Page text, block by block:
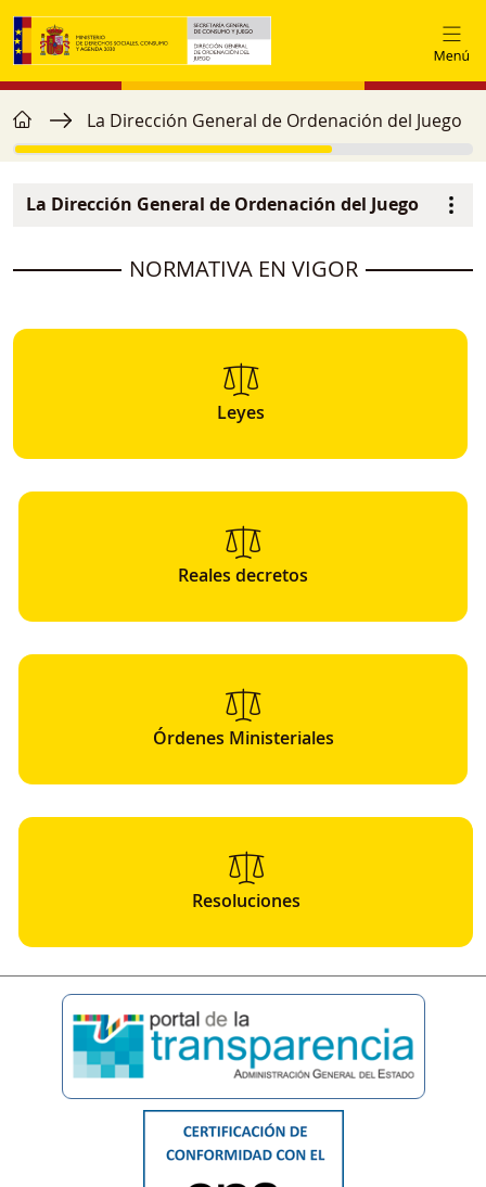
Pasar al contenido principal
Ruta de navegación
home La Dirección General de Ordenación del Juego
La Dirección General de Ordenación del Juego
NORMATIVA EN VIGOR
Leyes
Reales decretos
Órdenes Ministeriales
Resoluciones